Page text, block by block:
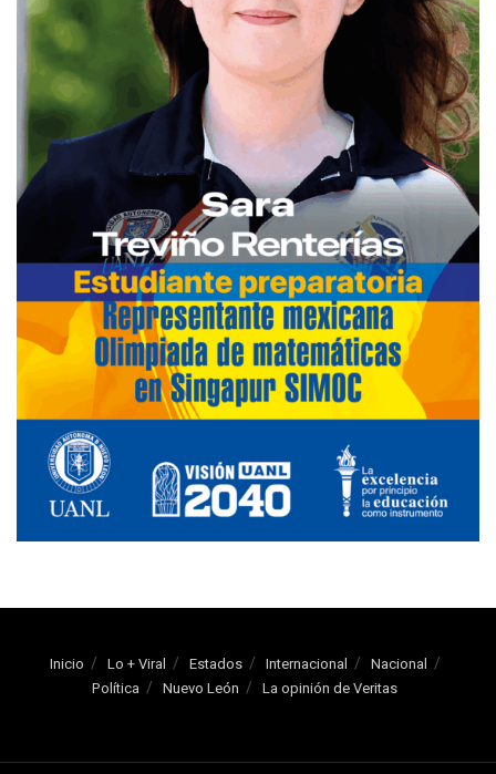
Inicio Lo + Viral Estados Internacional
Nacional
Política
Nuevo León La opinión de Veritas